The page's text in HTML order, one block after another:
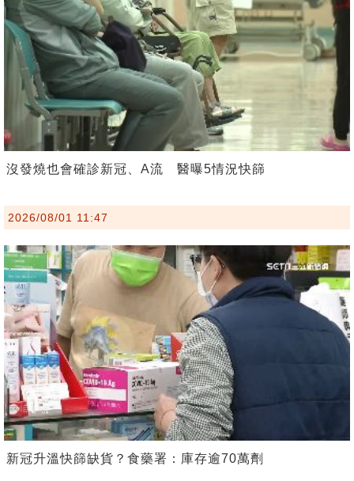
沒發燒也會確診新冠、A流 醫曝5情況快篩
2026/08/01 11:47
新冠升溫快篩缺貨？食藥署：庫存逾70萬劑